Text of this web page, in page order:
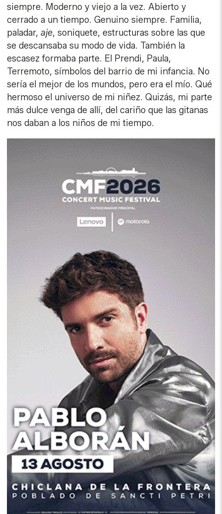
siempre. Moderno y viejo a la vez. Abierto y
cerrado a un tiempo. Genuino siempre. Familia,
paladar,aje, soniquete, estructuras sobre las que
se descansaba su modo de vida. También la
escasez formaba parte. El Prendi, Paula,
Terremoto, símbolos del barrio de mi infancia. No
sería el mejor de los mundos, pero era el mío. Qué
hermoso el universo de mi niñez. Quizás, mi parte
más dulce venga de allí, del cariño que las gitanas
nos daban a los niños de mi tiempo.